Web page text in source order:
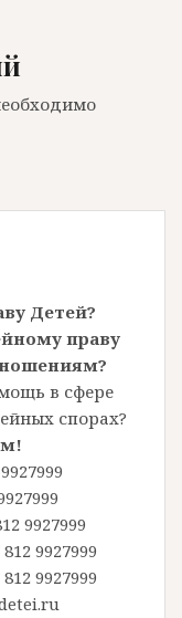
Детей?
праву
в сфере
спорах?
9927999
9927999
9927999